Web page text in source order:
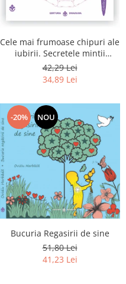
Cele mai frumoase chipuri ale
iubirii. Secretele mintii
omenesti in opera marelui
initiat, Rumi
42,29 Lei
34,89 Lei
-20% NOU
Bucuria Regasirii de sine
51,80 Lei
41,23 Lei